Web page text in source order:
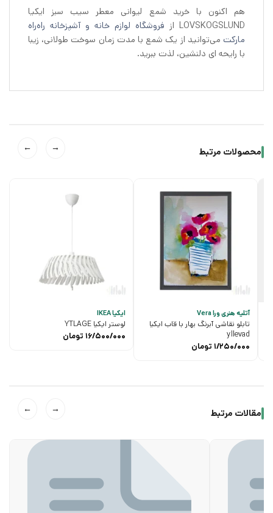
هم اکنون با خرید شمع لیوانی معطر سیب سبز ایکیا
LOVSKOGSLUND از
فروشگاه لوازم خانه و آشپزخانه راه‌راه
مارکت می‌توانید از یک شمع با مدت زمان سوخت طولانی، زیبا
با رایحه ای دلنشین، لذت ببرید.
محصولات مرتبط →
←
آتلیه هنری ورا Vera
تابلو نقاشی آبرنگ بهار با قاب ایکیا
yllevad
1/250/000 تومان
ایکیا IKEA
لوستر ایکیا YTLAGE
16/500/000 تومان
مقالات مرتبط →
←